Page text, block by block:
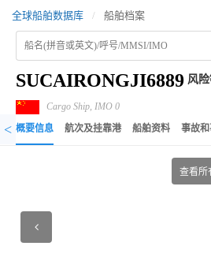
全球船舶数据库 / 船舶档案
SUCAIRONGJI6889 风
Cargo Ship, IMO 0
< 概要信息 航次及挂靠港 船舶资料 事故
查看所